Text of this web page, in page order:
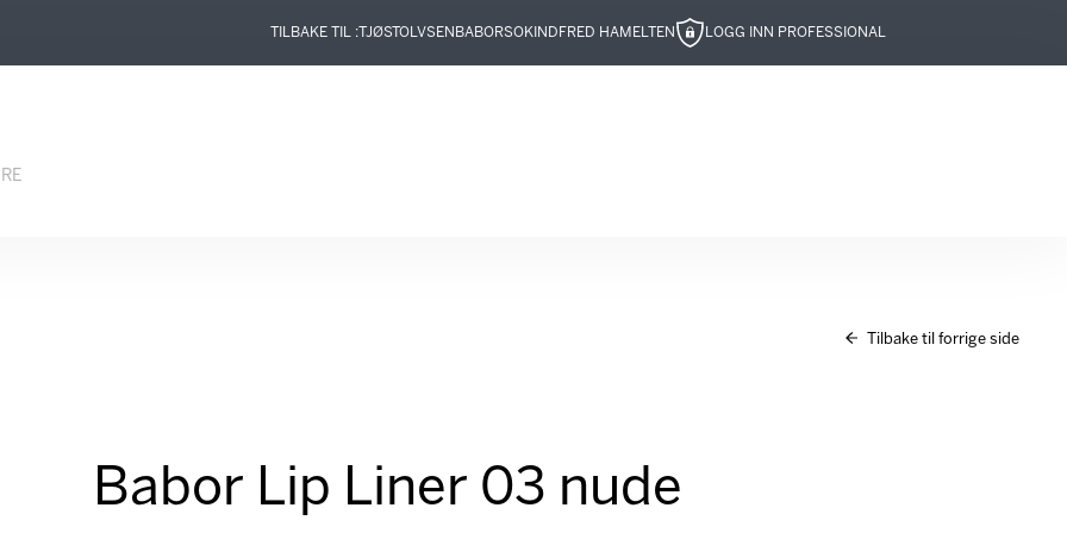
TILBAKE TIL : TJØSTOLVSEN BABORSOKIND FRED HAMELTEN LOGG INN PROFESSIONAL
Tilbake til forrige side
Babor Lip Liner 03 nude